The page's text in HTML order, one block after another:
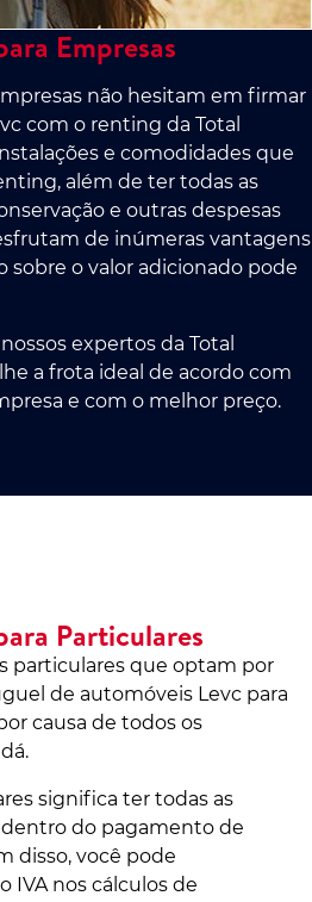
Empresas
não hesitam em firmar
com o renting da Total
e comodidades que
além de ter todas as
e outras despesas
de inúmeras vantagens
sobre o valor adicionado pode
expertos da Total
a frota ideal de acordo com
e com o melhor preço.
Particulares
particulares que optam por
de automóveis Levc para
causa de todos os
significa ter todas as
do pagamento de
disso, você pode
IVA nos cálculos de